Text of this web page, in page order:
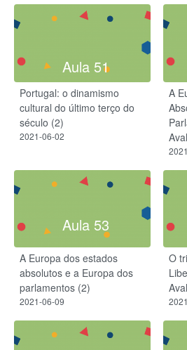
Aula 51
Portugal: o dinamismo
cultural do último terço do
século (2)
2021-06-02
A
Aula 53
A Europa dos estados
absolutos e a Europa dos
parlamentos (2)
2021-06-09
O